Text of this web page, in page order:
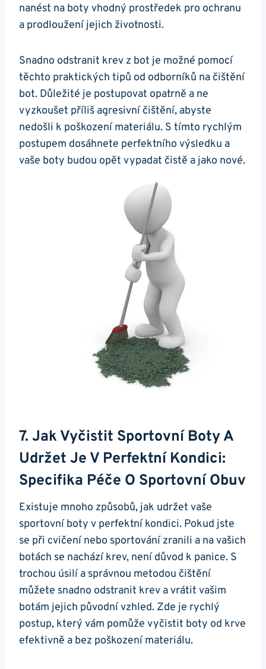
‌nanést na boty vhodný prostředek‍ pro ‍ochranu
a prodloužení jejich životnosti.
Snadno odstranit krev z bot je⁤ možné pomocí
těchto⁤ praktických‍ tipů od odborníků na čištění⁢
bot. Důležité je postupovat opatrně ‌a ne
vyzkoušet příliš agresivní ​čištění, abyste
nedošli k poškození materiálu. S tímto rychlým
postupem dosáhnete perfektního výsledku a
vaše boty budou opět vypadat čistě a jako nové.
7. ⁢Jak ⁣vyčistit Sportovní ⁤boty A
Udržet Je V Perfektní Kondici:
Specifika Péče O Sportovní Obuv
Existuje mnoho způsobů, jak udržet vaše
sportovní boty v perfektní kondici. Pokud jste
se při cvičení nebo sportování zranili a na vašich
botách‌ se nachází krev, není důvod k panice. S
trochou úsilí a správnou ‍metodou čištění
můžete snadno odstranit krev⁤ a vrátit⁤ vašim
botám⁤ jejich původní vzhled. Zde je rychlý⁤
postup, který vám pomůže vyčistit ⁤boty od‍ krve
efektivně a bez poškození materiálu.